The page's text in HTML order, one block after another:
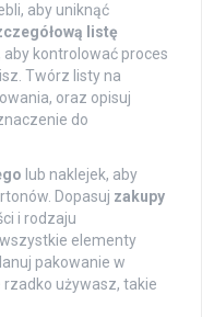
aby uniknąć
listę
kontrolować proces
Twórz listy na
oraz opisuj
do
lub naklejek, aby
Dopasuj zakupy
i rodzaju
elementy
pakowanie w
używasz, takie